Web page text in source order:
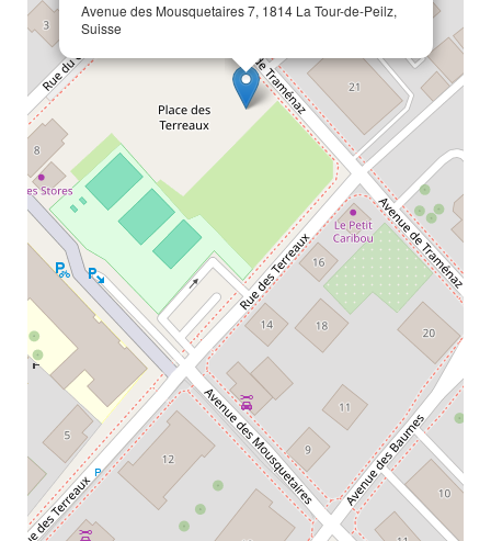
Avenue des Mousquetaires 7, 1814 La Tour-de-Peilz,
Suisse